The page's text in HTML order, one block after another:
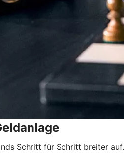
Schritt für Schritt breiter auf.